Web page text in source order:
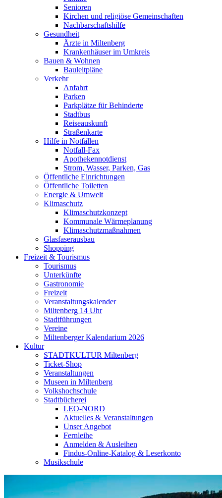
Senioren
Kirchen und religiöse Gemeinschaften
Nachbarschaftshilfe
Gesundheit
Ärzte in Miltenberg
Krankenhäuser im Umkreis
Bauen & Wohnen
Bauleitpläne
Verkehr
Anfahrt
Parken
Parkplätze für Behinderte
Stadtbus
Reiseauskunft
Straßenkarte
Hilfe in Notfällen
Notfall-Fax
Apothekennotdienst
Strom, Wasser, Parken, Gas
Öffentliche Einrichtungen
Öffentliche Toiletten
Energie & Umwelt
Klimaschutz
Klimaschutzkonzept
Kommunale Wärmeplanung
Klimaschutzmaßnahmen
Glasfaserausbau
Shopping
Freizeit & Tourismus
Tourismus
Unterkünfte
Gastronomie
Freizeit
Veranstaltungskalender
Miltenberg 14 Uhr
Stadtführungen
Vereine
Miltenberger Kalendarium 2026
Kultur
STADTKULTUR Miltenberg
Ticket-Shop
Veranstaltungen
Museen in Miltenberg
Volkshochschule
Stadtbücherei
LEO-NORD
Aktuelles & Veranstaltungen
Unser Angebot
Fernleihe
Anmelden & Ausleihen
Findus-Online-Katalog & Leserkonto
Musikschule